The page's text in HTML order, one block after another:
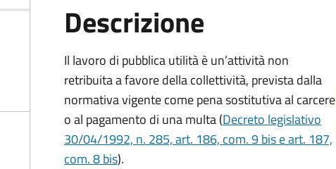
Descrizione
Il lavoro di pubblica utilità è un’attività non
retribuita a favore della collettività, prevista dalla
normativa vigente come pena sostitutiva al carcere
o al pagamento di una multa (Decreto legislativo
30/04/1992, n. 285, art. 186, com. 9 bis e art. 187,
com. 8 bis).